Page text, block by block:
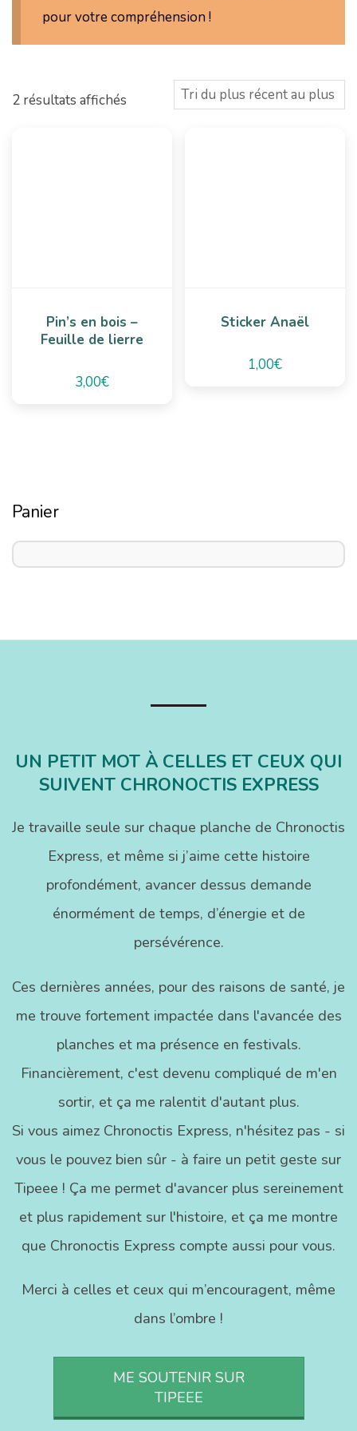
pour votre compréhension !
2 résultats affichés
Pin’s en bois –
Feuille de lierre
3,00€
Sticker Anaël
1,00€
Panier
UN PETIT MOT À CELLES ET CEUX QUI
SUIVENT CHRONOCTIS EXPRESS
Je travaille seule sur chaque planche de Chronoctis
Express, et même si j’aime cette histoire
profondément, avancer dessus demande
énormément de temps, d’énergie et de
persévérence.
Ces dernières années, pour des raisons de santé, je
me trouve fortement impactée dans l'avancée des
planches et ma présence en festivals.
Financièrement, c'est devenu compliqué de m'en
sortir, et ça me ralentit d'autant plus.
Si vous aimez Chronoctis Express, n'hésitez pas - si
vous le pouvez bien sûr - à faire un petit geste sur
Tipeee ! Ça me permet d'avancer plus sereinement
et plus rapidement sur l'histoire, et ça me montre
que Chronoctis Express compte aussi pour vous.
Merci à celles et ceux qui m’encouragent, même
dans l’ombre !
ME SOUTENIR SUR
TIPEEE